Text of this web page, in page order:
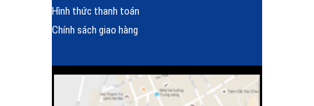
Hình thức thanh toán
Chính sách giao hàng